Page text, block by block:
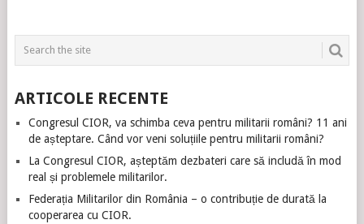
ARTICOLE RECENTE
Congresul CIOR, va schimba ceva pentru militarii români? 11 ani
de așteptare. Când vor veni soluțiile pentru militarii români?
La Congresul CIOR, așteptăm dezbateri care să includă în mod
real și problemele militarilor.
Federația Militarilor din România – o contribuție de durată la
cooperarea cu CIOR.